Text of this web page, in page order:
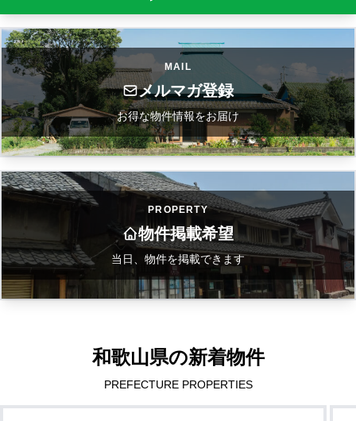
MAIL
メルマガ登録
お得な物件情報をお届け
PROPERTY
物件掲載希望
当日、物件を掲載できます
和歌山県の新着物件
PREFECTURE PROPERTIES